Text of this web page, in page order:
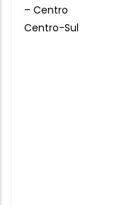
– Centro
Centro-Sul